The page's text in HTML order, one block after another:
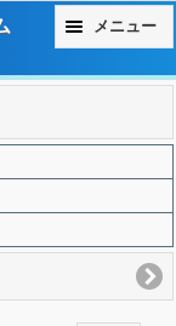
メニュー